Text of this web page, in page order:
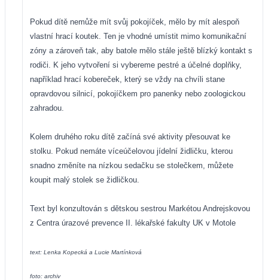
Pokud dítě nemůže mít svůj pokojíček, mělo by mít alespoň
vlastní hrací koutek. Ten je vhodné umístit mimo komunikační
zóny a zároveň tak, aby batole mělo stále ještě blízký kontakt s
rodiči. K jeho vytvoření si vybereme pestré a účelné doplňky,
například hrací kobereček, který se vždy na chvíli stane
opravdovou silnicí, pokojíčkem pro panenky nebo zoologickou
zahradou.
Kolem druhého roku dítě začíná své aktivity přesouvat ke
stolku. Pokud nemáte víceúčelovou jídelní židličku, kterou
snadno změníte na nízkou sedačku se stolečkem, můžete
koupit malý stolek se židličkou.
Text byl konzultován s dětskou sestrou Markétou Andrejskovou
z Centra úrazové prevence II. lékařské fakulty UK v Motole
text: Lenka Kopecká a Lucie Martínková
foto: archiv